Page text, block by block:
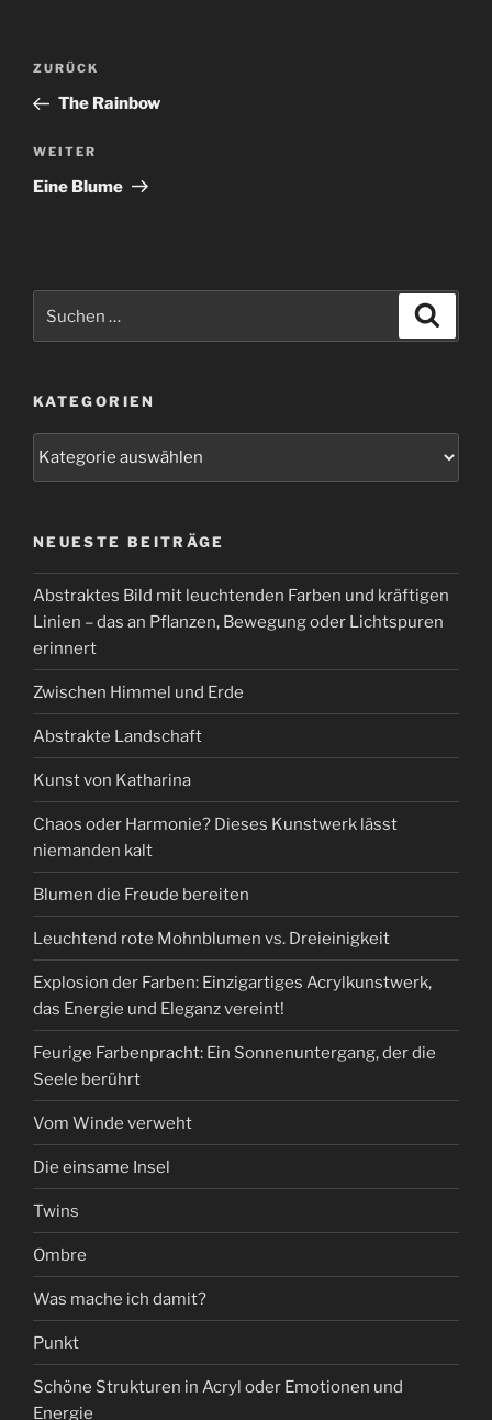
Beitragsnavigation
Vorheriger
Beitrag
ZURÜCK
The Rainbow
Nächster
Beitrag
WEITER
Eine Blume
nach:
KATEGORIEN
NEUESTE BEITRÄGE
Abstraktes Bild mit leuchtenden Farben und kräftigen
Linien – das an Pflanzen, Bewegung oder Lichtspuren
erinnert
Zwischen Himmel und Erde
Abstrakte Landschaft
Kunst von Katharina
Chaos oder Harmonie? Dieses Kunstwerk lässt
niemanden kalt
Blumen die Freude bereiten
Leuchtend rote Mohnblumen vs. Dreieinigkeit
Explosion der Farben: Einzigartiges Acrylkunstwerk,
das Energie und Eleganz vereint!
Feurige Farbenpracht: Ein Sonnenuntergang, der die
Seele berührt
Vom Winde verweht
Die einsame Insel
Twins
Ombre
Was mache ich damit?
Punkt
Schöne Strukturen in Acryl oder Emotionen und
Energie